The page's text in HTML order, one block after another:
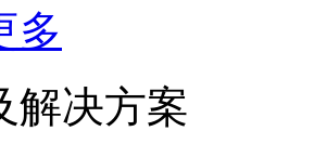
多
解决方案